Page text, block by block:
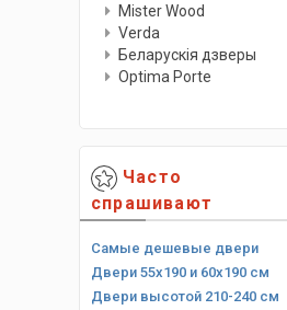
Мister Wood
Verda
Беларускiя дзверы
Optima Porte
Часто
спрашивают
Самые дешевые двери
Двери 55х190 и 60х190 см
Двери высотой 210-240 см